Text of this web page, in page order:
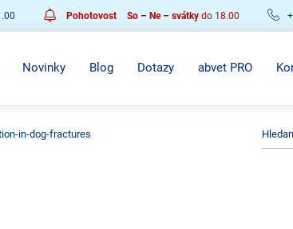
Pohotovost So – Ne – svátkydo 18.00
Novinky Blog Dotazy abvet PRO
in-dog-fractures